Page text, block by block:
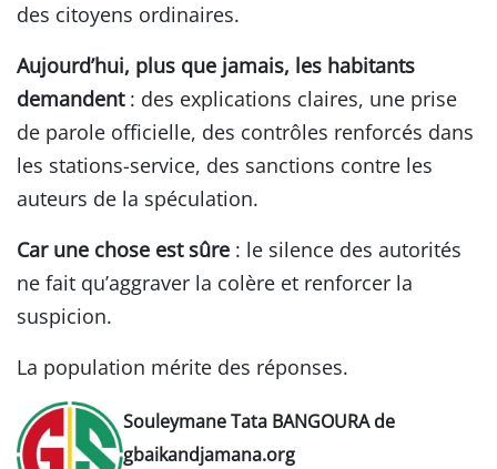
des citoyens ordinaires.
Aujourd’hui, plus que jamais, les habitants
demandent: des explications claires, une prise
de parole officielle, des contrôles renforcés dans
les stations-service, des sanctions contre les
auteurs de la spéculation.
Car une chose est sûre : le silence des autorités
ne fait qu’aggraver la colère et renforcer la
suspicion.
La population mérite des réponses.
Souleymane Tata BANGOURA de
gbaikandjamana.org